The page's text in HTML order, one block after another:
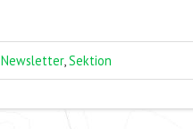
Newsletter,Sektion